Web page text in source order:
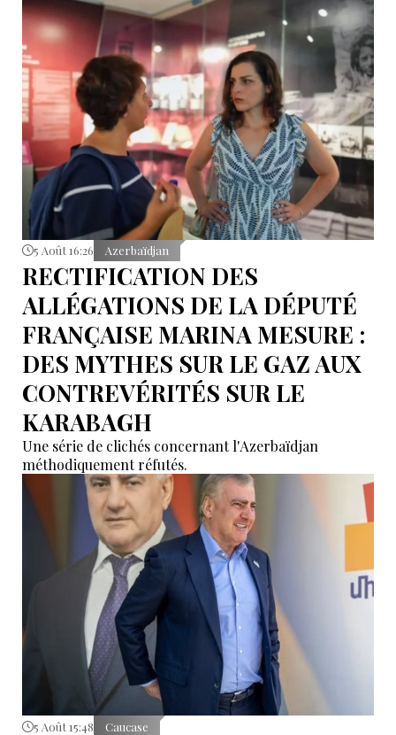
5 Août 16:26 Azerbaïdjan
RECTIFICATION DES
ALLÉGATIONS DE LA DÉPUTÉ
FRANÇAISE MARINA MESURE :
DES MYTHES SUR LE GAZ AUX
CONTREVÉRITÉS SUR LE
KARABAGH
Une série de clichés concernant l'Azerbaïdjan
méthodiquement réfutés.
5 Août 15:48 Caucase